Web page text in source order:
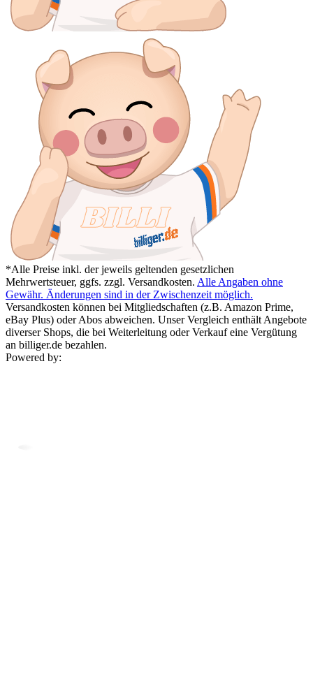
*Alle Preise inkl. der jeweils geltenden gesetzlichen
Mehrwertsteuer, ggfs. zzgl. Versandkosten. Alle Angaben ohne
Gewähr. Änderungen sind in der Zwischenzeit möglich.
Versandkosten können bei Mitgliedschaften (z.B. Amazon Prime,
eBay Plus) oder Abos abweichen. Unser Vergleich enthält Angebote
diverser Shops, die bei Weiterleitung oder Verkauf eine Vergütung
an billiger.de bezahlen.
Powered by: